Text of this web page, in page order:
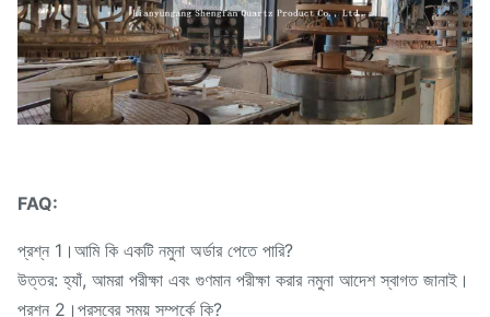
FAQ:
প্রশ্ন 1।আমি কি একটি নমুনা অর্ডার পেতে পারি?
উত্তর: হ্যাঁ, আমরা পরীক্ষা এবং গুণমান পরীক্ষা করার নমুনা আদেশ স্বাগত জানাই।
প্রশ্ন 2।প্রসবের সময় সম্পর্কে কি?